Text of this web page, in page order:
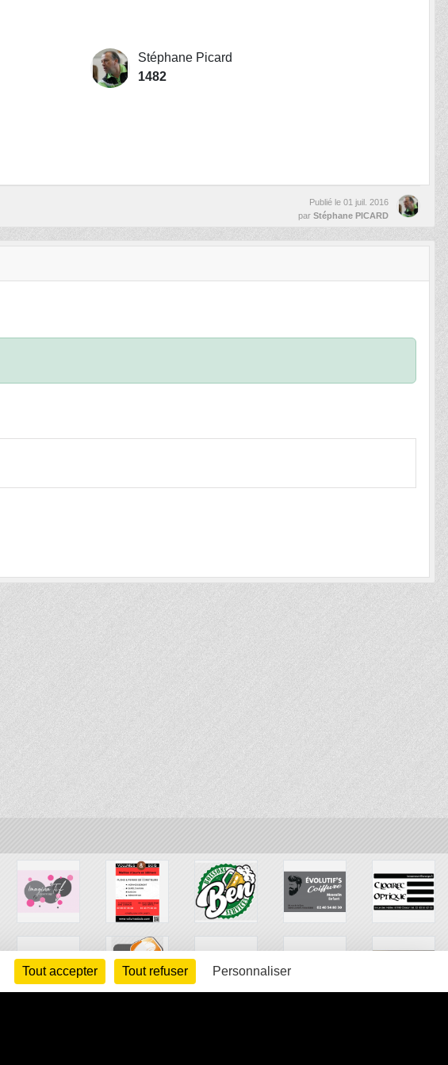
Stéphane Picard
1482
Publié le 01 juil. 2016
par Stéphane PICARD
Tout accepter Tout refuser Personnaliser